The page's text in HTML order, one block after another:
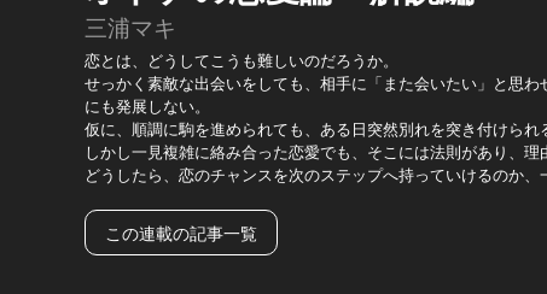
三浦マキ
恋とは、どうしてこうも難しいのだろうか。
せっかく素敵な出会いをしても、相手に「また会いたい」と思
にも発展しない。
仮に、順調に駒を進められても、ある日突然別れを突き付けられ
しかし一見複雑に絡み合った恋愛でも、そこには法則があり、理
どうしたら、恋のチャンスを次のステップへ持っていけるのか、
この連載の記事一覧